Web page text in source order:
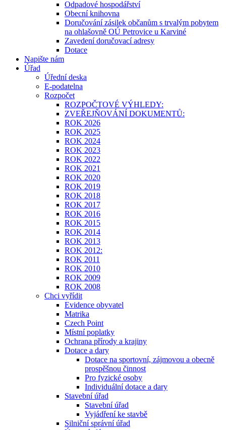
Odpadové hospodářství
Obecní knihovna
Doručování zásilek občanům s trvalým pobytem
na ohlašovně OÚ Petrovice u Karviné
Zavedení doručovací adresy
Dotace
Napište nám
Úřad
Úřední deska
E-podatelna
Rozpočet
ROZPOČTOVÉ VÝHLEDY:
ZVEŘEJŇOVÁNÍ DOKUMENTŮ:
ROK 2026
ROK 2025
ROK 2024
ROK 2023
ROK 2022
ROK 2021
ROK 2020
ROK 2019
ROK 2018
ROK 2017
ROK 2016
ROK 2015
ROK 2014
ROK 2013
ROK 2012:
ROK 2011
ROK 2010
ROK 2009
ROK 2008
Chci vyřídit
Evidence obyvatel
Matrika
Czech Point
Místní poplatky
Ochrana přírody a krajiny
Dotace a dary
Dotace na sportovní, zájmovou a obecně
prospěšnou činnost
Pro fyzické osoby
Individuální dotace a dary
Stavební úřad
Stavební úřad
Vyjádření ke stavbě
Silniční správní úřad